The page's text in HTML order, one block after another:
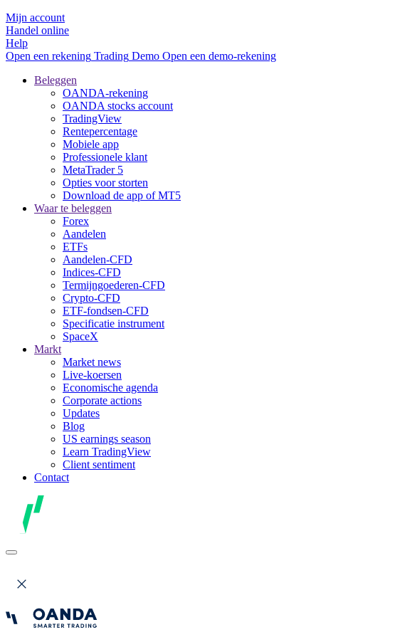
Mijn account
Handel online
Help
Open een rekening Trading Demo Open een demo-rekening
Beleggen
OANDA-rekening
OANDA stocks account
TradingView
Rentepercentage
Mobiele app
Professionele klant
MetaTrader 5
Opties voor storten
Download de app of MT5
Waar te beleggen
Forex
Aandelen
ETFs
Aandelen-CFD
Indices-CFD
Termijngoederen-CFD
Crypto-CFD
ETF-fondsen-CFD
Specificatie instrument
SpaceX
Markt
Market news
Live-koersen
Economische agenda
Corporate actions
Updates
Blog
US earnings season
Learn TradingView
Client sentiment
Contact